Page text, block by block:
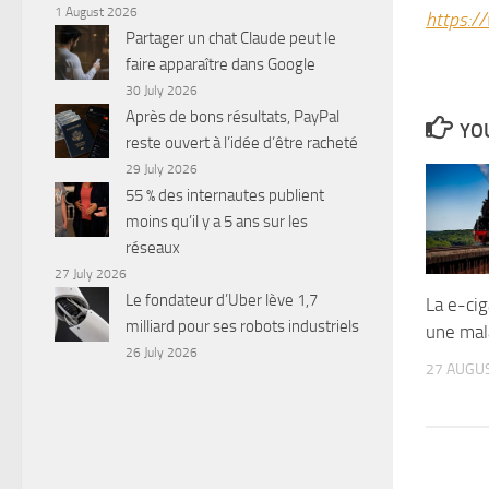
https://
La e-
une
27
1 August 2026
Partager un chat Claude peut le
faire apparaître dans Google
30 July 2026
Après de bons résultats, PayPal
reste ouvert à l’idée d’être racheté
29 July 2026
55 % des internautes publient
moins qu’il y a 5 ans sur les
réseaux
27 July 2026
Le fondateur d’Uber lève 1,7
milliard pour ses robots industriels
26 July 2026